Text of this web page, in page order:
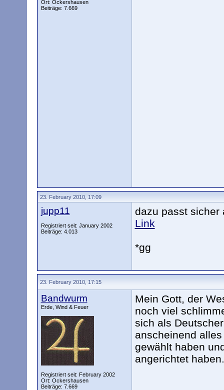
Ort: Ockershausen
Beiträge: 7.669
23. February 2010, 17:09
jupp11
Registriert seit: January 2002
Beiträge: 4.013
dazu passt sicher
Link
*gg
23. February 2010, 17:15
Bandwurm
Erde, Wind & Feuer
Registriert seit: February 2002
Ort: Ockershausen
Beiträge: 7.669
Mein Gott, der
noch viel
sich als
anscheinend
gewählt haben
angerichtet haben.